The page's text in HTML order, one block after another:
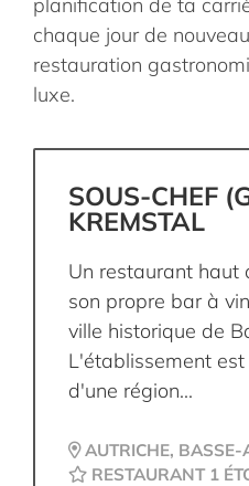
chaque jour de
restauration
luxe.
SOUS-CHEF
KREMSTAL
Un restaurant haut
son propre bar à
ville historique de
L'établissement
d'une région...
AUTRICHE, BASSE-
RESTAURANT 1